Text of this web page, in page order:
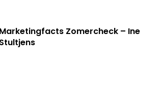
Marketingfacts Zomercheck – Ine
Stultjens